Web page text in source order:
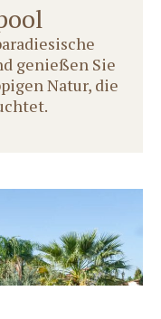
genießen Sie
Natur, die